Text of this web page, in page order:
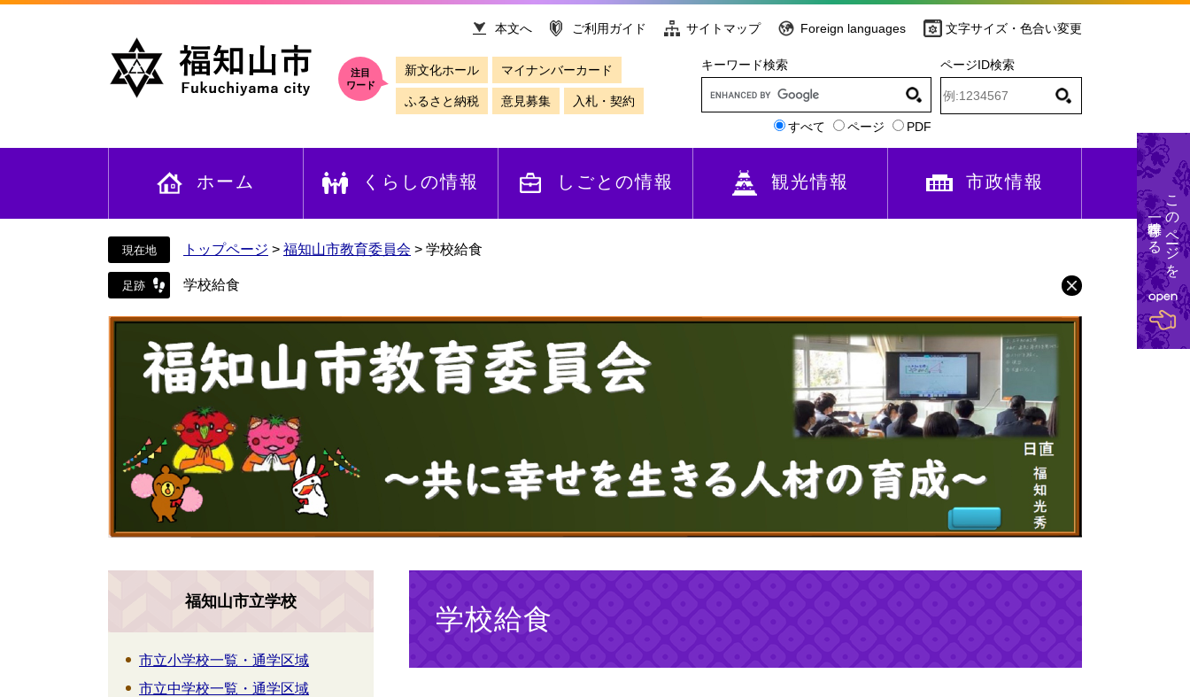
文
本文へ ご利用ガイド サイトマップ Foreign languages 文字サイズ・色合い変更
注目
ワード
新文化ホール マイナンバーカード
ふるさと納税 意見募集 入札・契約
キーワード検索
すべて ページ PDF
ページID検索
ホーム くらしの情報 しごとの情報 観光情報 市政情報
トップページ > 福知山市教育委員会 > 学校給食
学校給食
学校給食
福知山市立学校
市立小学校一覧・通学区域
市立中学校一覧・通学区域
このページを
一時保存する